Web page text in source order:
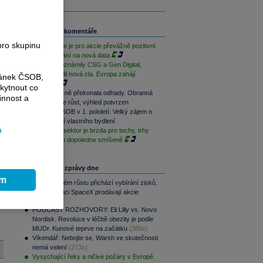
Související komentáře
Závěr týdne je pro akcie převážně pozitivní
při vyčkávání na nová data
Výsledky oznámily CSG a Gen Digital,
Trump uvalil nová cla. Evropa zahájí
opatrně
CSG výrazně překonala odhady. Obranná
divize táhne růst, výhled potvrzen
Skupina ČSOB v 1. pololetí: Velký zájem o
financování vlastního bydlení
Paměťový sektor je brzda pro techy, trhy
jsou na tom dopoledne smíšeně
Nejčtenější zprávy dne
Po raketovém růstu přichází vybírání zisků.
Zaměstnanci SpaceX prodávají akcie
PODCAST ROZHOVORY: Eli Lilly vs. Novo
Nordisk. Revoluce v léčbě obezity je podle
MUDr. Kunové teprve na začátku (389x)
Víkendář: Nebojte se, Warsh ve skutečnosti
nemá velení (273x)
Vysychající řeky a ničivé požáry v Evropě.
skupinu
ČSOB,
co
a